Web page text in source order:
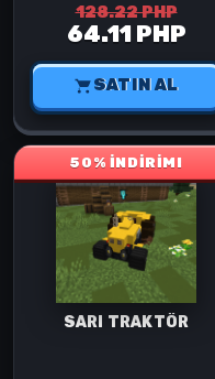
128.22 PHP
64.11 PHP
SATIN AL
50% İNDİRİM!
SARI TRAKTÖR